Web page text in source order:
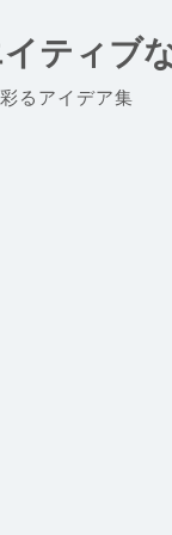
ティブ
るアイデア集